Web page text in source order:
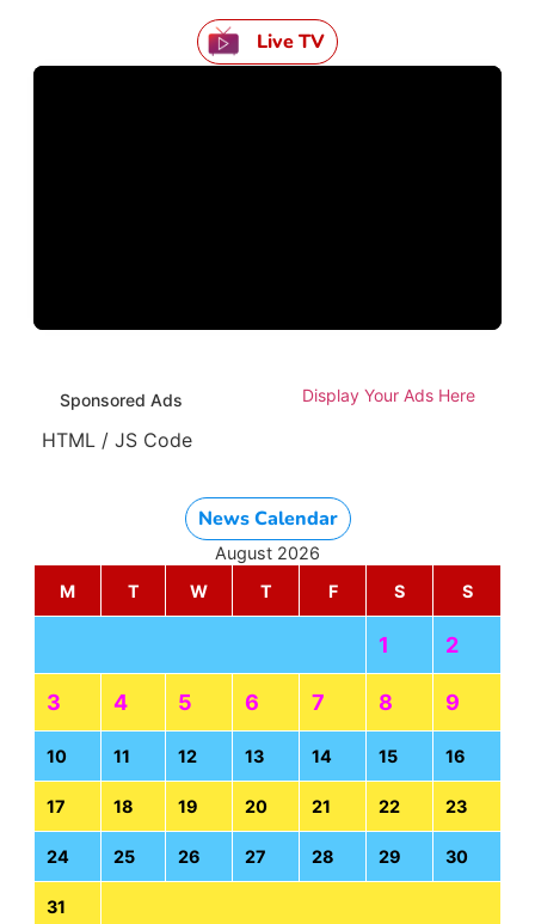
Live TV
Sponsored Ads Display Your Ads Here
HTML / JS Code
News Calendar
August 2026
M
T W T F S S
1 2
3 4 5 6 7 8 9
10 11 12 13 14 15 16
17 18 19 20 21 22 23
24 25 26 27 28 29 30
31